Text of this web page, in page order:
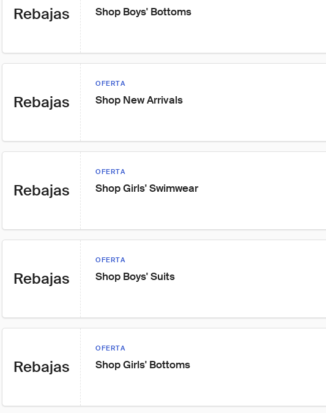
Rebajas Shop Boys' Bottoms
Rebajas
OFERTA
Shop New Arrivals
Rebajas
OFERTA
Shop Girls' Swimwear
Rebajas
OFERTA
Shop Boys' Suits
Rebajas
OFERTA
Shop Girls' Bottoms